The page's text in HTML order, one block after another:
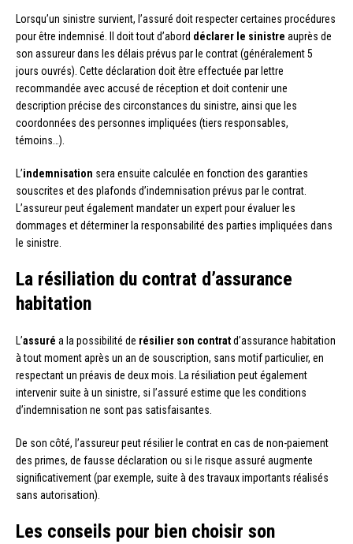
Lorsqu’un sinistre survient, l’assuré doit respecter certaines procédures
pour être indemnisé. Il doit tout d’abord déclarer le sinistre auprès de
son assureur dans les délais prévus par le contrat (généralement 5
jours ouvrés). Cette déclaration doit être effectuée par lettre
recommandée avec accusé de réception et doit contenir une
description précise des circonstances du sinistre, ainsi que les
coordonnées des personnes impliquées (tiers responsables,
témoins…).
L’indemnisation sera ensuite calculée en fonction des garanties
souscrites et des plafonds d’indemnisation prévus par le contrat.
L’assureur peut également mandater un expert pour évaluer les
dommages et déterminer la responsabilité des parties impliquées dans
le sinistre.
La résiliation du contrat d’assurance
habitation
L’assuré a la possibilité de résilier son contratd’assurance habitation
à tout moment après un an de souscription, sans motif particulier, en
respectant un préavis de deux mois. La résiliation peut également
intervenir suite à un sinistre, si l’assuré estime que les conditions
d’indemnisation ne sont pas satisfaisantes.
De son côté, l’assureur peut résilier le contrat en cas de non-paiement
des primes, de fausse déclaration ou si le risque assuré augmente
significativement (par exemple, suite à des travaux importants réalisés
sans autorisation).
Les conseils pour bien choisir son